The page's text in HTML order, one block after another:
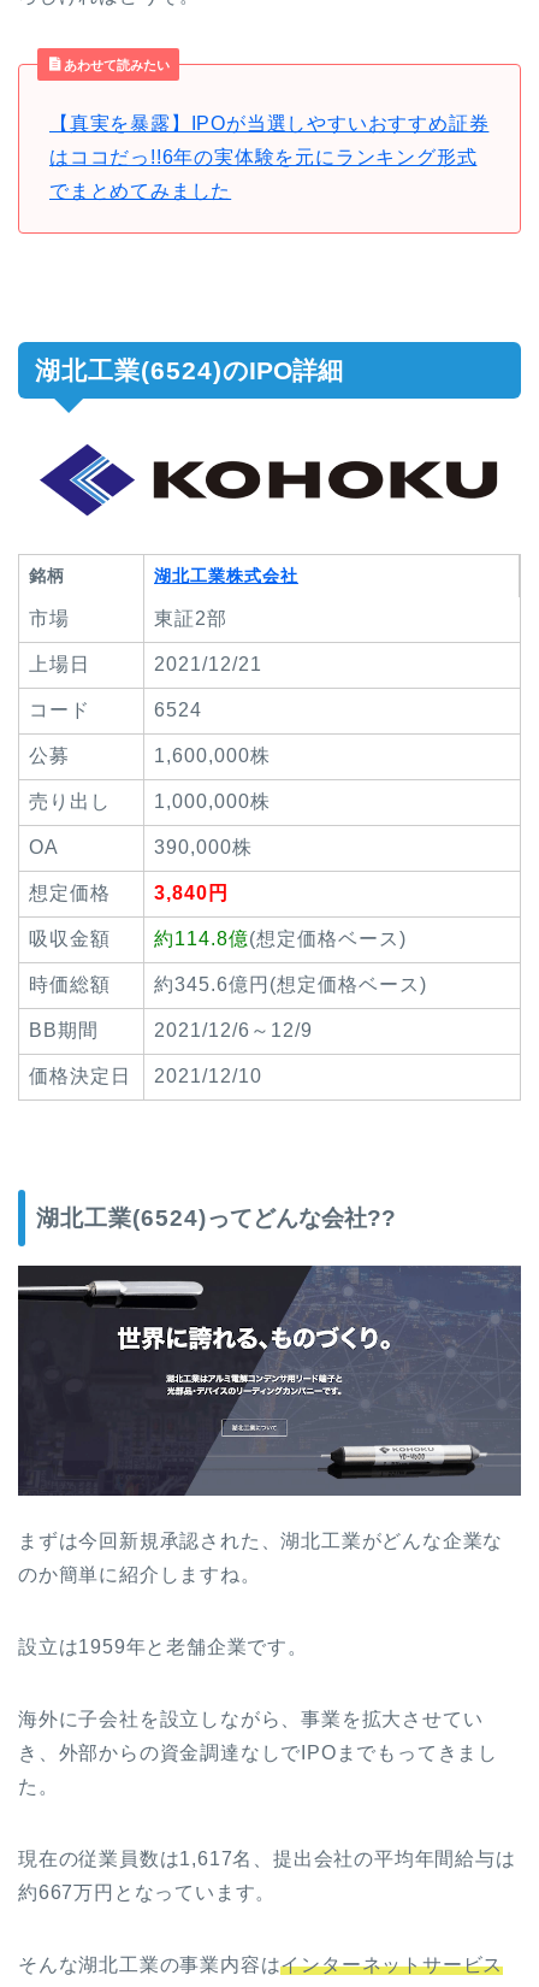
あわせて読みたい
【真実を暴露】IPOが当選しやすいおすすめ証券
はココだっ!!6年の実体験を元にランキング形式
でまとめてみました
湖北工業(6524)のIPO詳細
銘柄 湖北工業株式会社
市場 東証2部
上場日 2021/12/21
コード 6524
公募 1,600,000株
売り出し 1,000,000株
OA 390,000株
想定価格 3,840円
吸収金額 約114.8億(想定価格ベース)
時価総額 約345.6億円(想定価格ベース)
BB期間 2021/12/6～12/9
価格決定日 2021/12/10
湖北工業(6524)ってどんな会社??
まずは今回新規承認された、湖北工業がどんな企業な
のか簡単に紹介しますね。
設立は1959年と老舗企業です。
海外に子会社を設立しながら、事業を拡大させてい
き、外部からの資金調達なしでIPOまでもってきまし
た。
現在の従業員数は1,617名、提出会社の平均年間給与は
約667万円となっています。
そんな湖北工業の事業内容はインターネットサービス